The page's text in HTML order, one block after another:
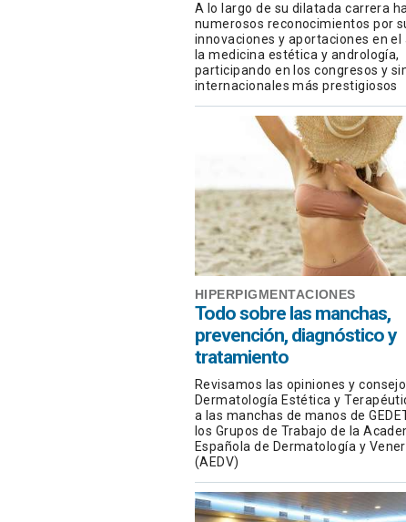
A lo largo de su dilatada carrera
numerosos reconocimientos por
innovaciones y aportaciones en el
la medicina estética y andrología,
participando en los congresos y
internacionales más prestigiosos
HIPERPIGMENTACIONES
Todo sobre las manchas,
prevención, diagnóstico y
tratamiento
Revisamos las opiniones y
Dermatología Estética y
a las manchas de manos de
los Grupos de Trabajo de la
Española de Dermatología y
(AEDV)